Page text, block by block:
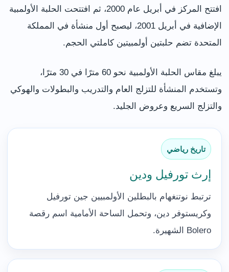
افتتح المركز في أبريل عام 2000، ثم افتتحت الحلبة الأولمبية
الإضافية في أبريل 2001، ليصبح أول منشأة في المملكة
المتحدة تضم حلبتين أولمبيتين كاملتي الحجم.
يبلغ مقاس الحلبة الأولمبية نحو 60 مترًا في 30 مترًا،
وتستخدم المنشأة للتزلج العام والتدريب والبطولات والهوكي
والتزلج السريع وعروض الجليد.
تاريخ رياضي
إرث تورفيل ودين
ترتبط نوتنغهام بالبطلين الأولمبيين جين تورفيل
وكريستوفر دين، وتحمل الساحة الأمامية اسم رقصة
Bolero الشهيرة.